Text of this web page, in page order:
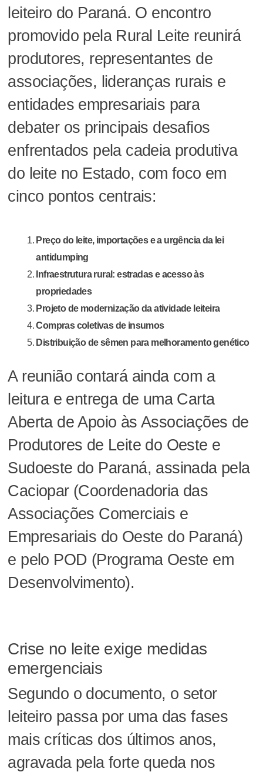
leiteiro do Paraná. O encontro
promovido pela Rural Leite reunirá
produtores, representantes de
associações, lideranças rurais e
entidades empresariais para
debater os principais desafios
enfrentados pela cadeia produtiva
do leite no Estado, com foco em
cinco pontos centrais:
Preço do leite, importações e a urgência da lei
antidumping
Infraestrutura rural: estradas e acesso às
propriedades
Projeto de modernização da atividade leiteira
Compras coletivas de insumos
Distribuição de sêmen para melhoramento genético
A reunião contará ainda com a
leitura e entrega de uma Carta
Aberta de Apoio às Associações de
Produtores de Leite do Oeste e
Sudoeste do Paraná, assinada pela
Caciopar (Coordenadoria das
Associações Comerciais e
Empresariais do Oeste do Paraná)
e pelo POD (Programa Oeste em
Desenvolvimento).
Crise no leite exige medidas
emergenciais
Segundo o documento, o setor
leiteiro passa por uma das fases
mais críticas dos últimos anos,
agravada pela forte queda nos